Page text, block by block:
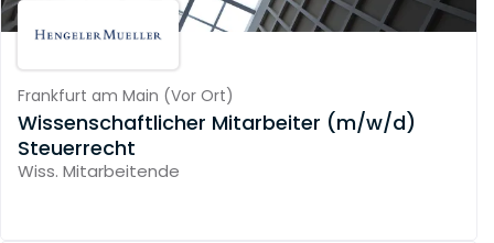
Frankfurt am Main (Vor Ort)
Wissenschaftlicher Mitarbeiter (m/w/d)
Steuerrecht
Wiss. Mitarbeitende